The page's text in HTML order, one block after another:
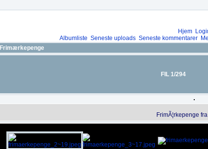
Hjem
Albumliste Seneste uploads Seneste kommentarer
Frimærkepenge
FIL 1/294
FrimÃ¦rkepenge